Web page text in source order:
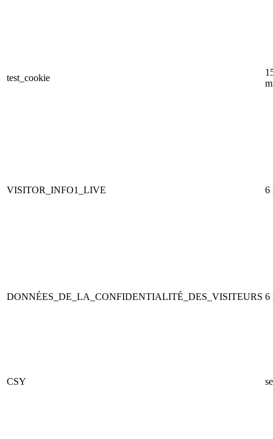
test_cookie
VISITOR_INFO1_LIVE 6
DONNÉES_DE_LA_CONFIDENTIALITÉ_DES_VISITEURS 6
CSY